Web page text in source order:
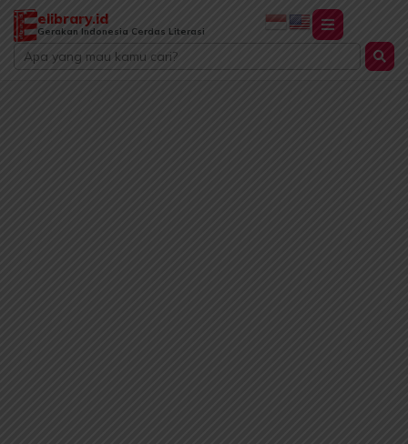
Lewati
konten
elibrary.id
Gerakan Indonesia Cerdas Literasi
Search
...